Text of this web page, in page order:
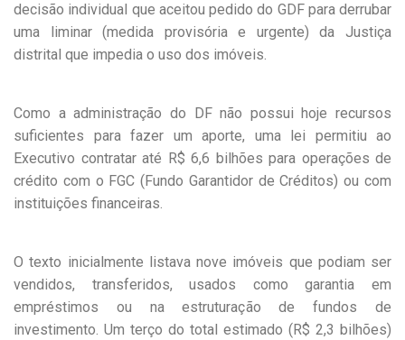
decisão individual que aceitou pedido do GDF para derrubar
uma liminar (medida provisória e urgente) da Justiça
distrital que impedia o uso dos imóveis.
Como a administração do DF não possui hoje recursos
suficientes para fazer um aporte, uma lei permitiu ao
Executivo contratar até R$ 6,6 bilhões para operações de
crédito com o FGC (Fundo Garantidor de Créditos) ou com
instituições financeiras.
O texto inicialmente listava nove imóveis que podiam ser
vendidos, transferidos, usados como garantia em
empréstimos ou na estruturação de fundos de
investimento. Um terço do total estimado (R$ 2,3 bilhões)